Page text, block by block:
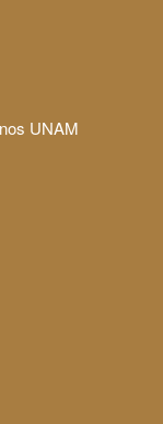
UNAM